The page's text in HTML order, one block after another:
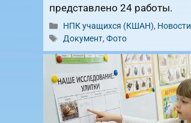
представлено 24 работы.
Рубрики
НПК учащихся (КШАН), Новости
Метки
Документ,Фото